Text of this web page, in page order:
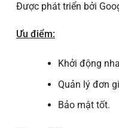
Được phát triển bởi
Ưu điểm:
Khởi động
Quản lý đơn
Bảo mật tốt.